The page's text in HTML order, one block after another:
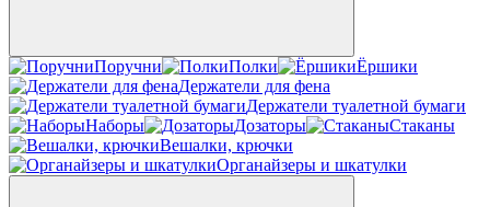
Поручни Полки
Ёршики
Держатели для фена
Держатели туалетной бумаги
Наборы
Дозаторы
Стаканы
Вешалки, крючки
Органайзеры и шкатулки